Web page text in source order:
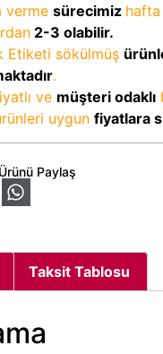
verme sürecimiz
2-3 olabilir.
Etiketi sökülmüş
.
ve müşteri odaklı
uygun fiyatlara
Paylaş
Taksit Tablosu